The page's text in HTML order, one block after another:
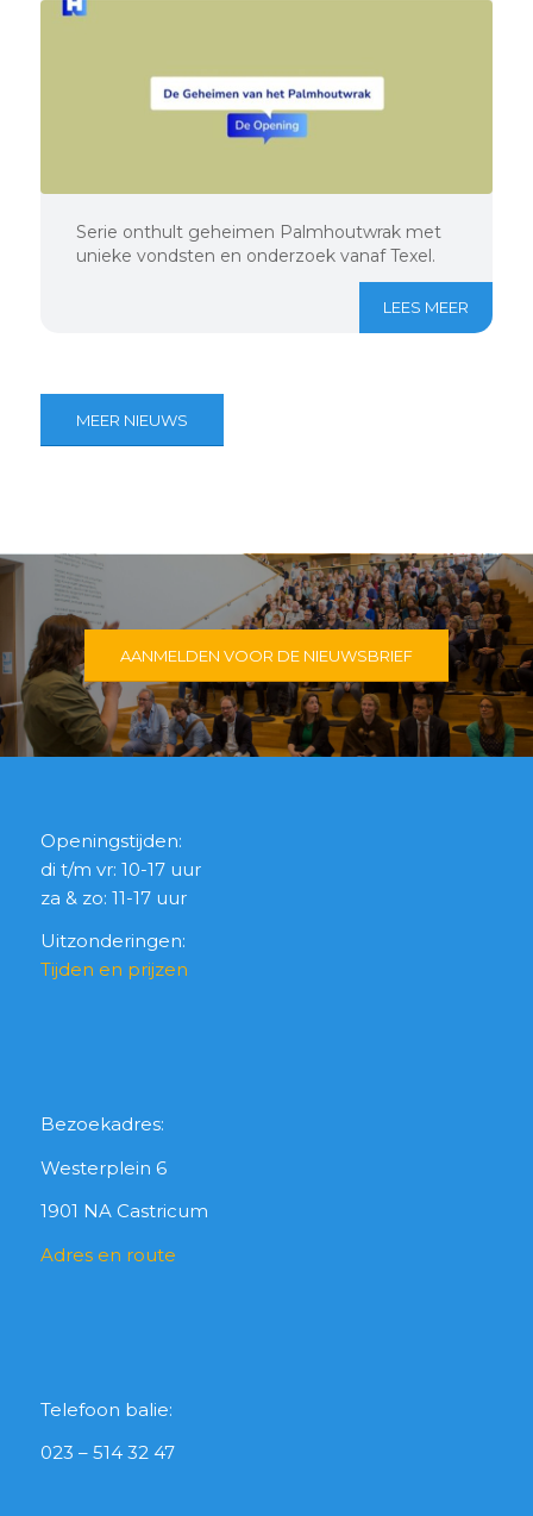
Serie onthult geheimen Palmhoutwrak met
unieke vondsten en onderzoek vanaf Texel.
LEES MEER
MEER NIEUWS
AANMELDEN VOOR DE NIEUWSBRIEF
Openingstijden:
di t/m vr: 10-17 uur
za & zo: 11-17 uur
Uitzonderingen:
Tijden en prijzen
Bezoekadres:
Westerplein 6
1901 NA Castricum
Adres en route
Telefoon balie:
023 – 514 32 47